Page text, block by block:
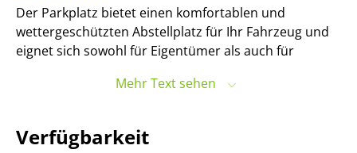
Der Parkplatz bietet einen komfortablen und
wettergeschützten Abstellplatz für Ihr Fahrzeug und
eignet sich sowohl für Eigentümer als auch für
Besichtigung zur Verfügung. Wir freuen uns auf Ihre
Mehr Text sehen
Verfügbarkeit